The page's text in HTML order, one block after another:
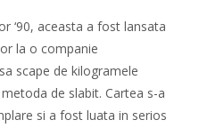
‘90, aceasta a fost lansata
la o companie
scape de kilogramele
de slabit. Cartea s-a
si a fost luata in serios